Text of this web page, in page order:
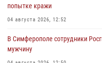
попытке кражи
04 августа 2026, 12:52
В Симферополе сотрудники
мужчину